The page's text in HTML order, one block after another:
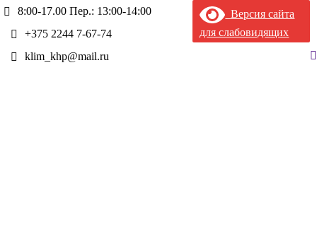
8:00-17.00 Пер.: 13:00-14:00
+375 2244 7-67-74
klim_khp@mail.ru
Версия сайта
для слабовидящих